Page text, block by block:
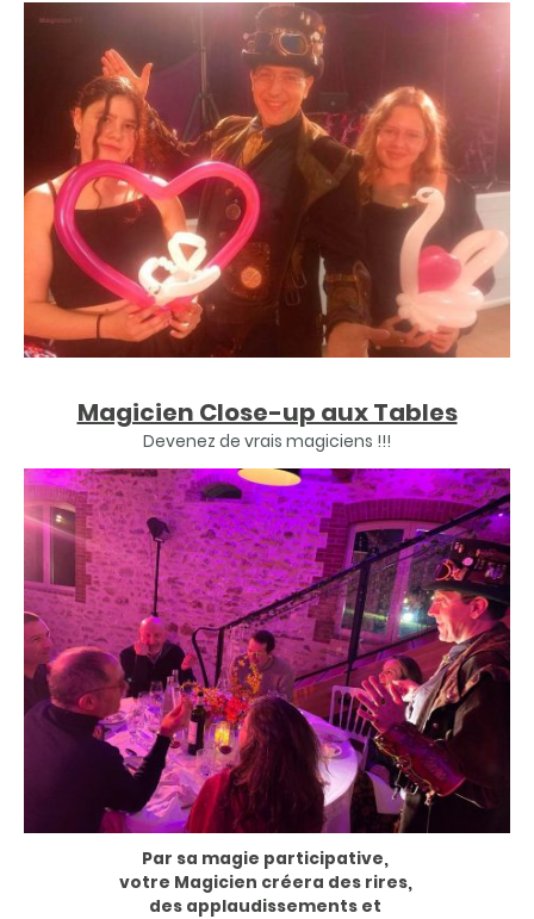
Magicien Close-up aux Tables
Devenez de vrais magiciens !!!
Par sa magie participative,
votre Magicien créera des rires,
des applaudissements et